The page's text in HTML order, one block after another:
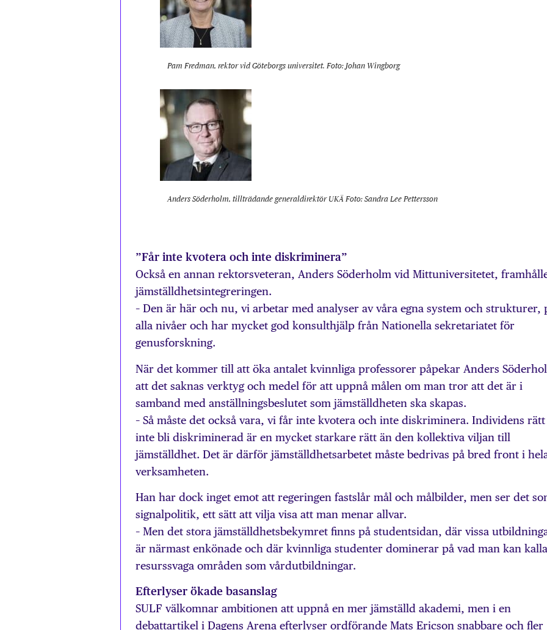
Pam Fredman, rektor vid Göteborgs universitet. Foto: Johan Wingborg
Anders Söderholm, tillträdande generaldirektör UKÄ Foto: Sandra Lee Pettersson
”Får inte kvotera och inte diskriminera”
Också en annan rektorsveteran, Anders Söderholm vid Mittuniversitetet,
jämställdhetsintegreringen.
– Den är här och nu, vi arbetar med analyser av våra egna system och strukturer,
alla nivåer och har mycket god konsulthjälp från Nationella sekretariatet för
genusforskning.
När det kommer till att öka antalet kvinnliga professorer påpekar Anders
att det saknas verktyg och medel för att uppnå målen om man tror att det är i
samband med anställningsbeslutet som jämställdheten ska skapas.
– Så måste det också vara, vi får inte kvotera och inte diskriminera. Individens
inte bli diskriminerad är en mycket starkare rätt än den kollektiva viljan till
jämställdhet. Det är därför jämställdhetsarbetet måste bedrivas på bred front i
verksamheten.
Han har dock inget emot att regeringen fastslår mål och målbilder, men ser det
signalpolitik, ett sätt att vilja visa att man menar allvar.
– Men det stora jämställdhetsbekymret finns på studentsidan, där vissa
är närmast enkönade och där kvinnliga studenter dominerar på vad man kan kalla
resurssvaga områden som vårdutbildningar.
Efterlyser ökade basanslag
SULF välkomnar ambitionen att uppnå en mer jämställd akademi, men i en
debattartikel i Dagens Arena efterlyser ordförande Mats Ericson snabbare och fler